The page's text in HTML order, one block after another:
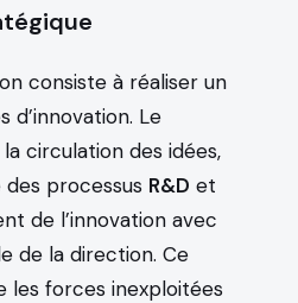
consiste à réaliser un
d’innovation. Le
circulation des idées,
processus R&D et
de l’innovation avec
de la direction. Ce
les forces inexploitées